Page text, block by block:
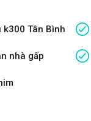
k300 Tân Bình
nhà gấp